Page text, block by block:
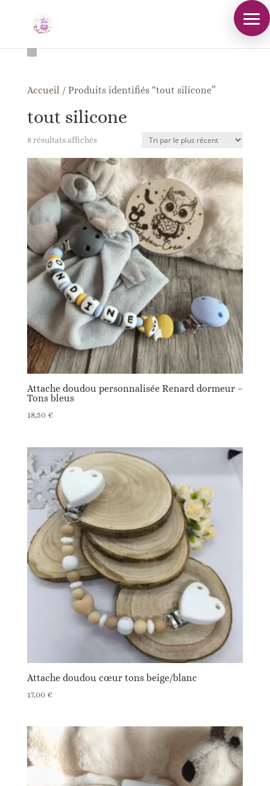
Accueil / Produits identifiés “tout silicone”
tout silicone
8 résultats affichésTrié
plus
récent
au
plus
ancien
Attache doudou personnalisée Renard dormeur –
Tons bleus
18,50 €
Attache doudou cœur tons beige/blanc
17,00 €